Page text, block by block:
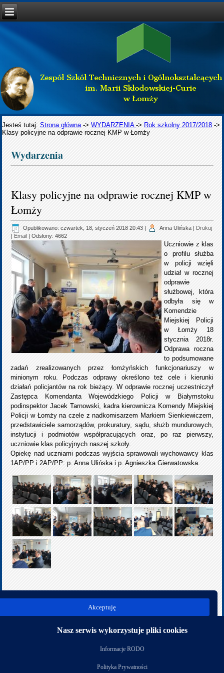
Jesteś tutaj:Strona główna ->WYDARZENIA-> Rok szkolny 2017/2018 ->
Klasy policyjne na odprawie rocznej KMP w Łomży
Wydarzenia
Klasy policyjne na odprawie rocznej KMP w
Łomży
Opublikowano: czwartek, 18, styczeń 2018 20:43 | Anna Ulińska |Drukuj
|Email | Odsłony: 4662
Uczniowie z klas
o profilu służba
w policji wzięli
udział w rocznej
odprawie
służbowej, która
odbyła się w
Komendzie
Miejskiej Policji
w Łomży 18
stycznia 2018r.
Odprawa roczna
to podsumowane
zadań zrealizowanych przez łomżyńskich funkcjonariuszy w
minionym roku. Podczas odprawy określono też cele i kierunki
działań policjantów na rok bieżący. W odprawie rocznej uczestniczył
Zastępca Komendanta Wojewódzkiego Policji w Białymstoku
podinspektor Jacek Tarnowski, kadra kierownicza Komendy Miejskiej
Policji w Łomży na czele z nadkomisarzem Markiem Sienkiewiczem,
przedstawiciele samorządów, prokuratury, sądu, służb mundurowych,
instytucji i podmiotów współpracujących oraz, po raz pierwszy,
uczniowie klas policyjnych naszej szkoły.
Opiekę nad uczniami podczas wyjścia sprawowali wychowawcy klas
1AP/PP i 2AP/PP: p. Anna Ulińska i p. Agnieszka Gierwatowska.
poprz.
Kategoria:Rok szkolny 2017/2018
Akceptuję
Nasz serwis wykorzystuje pliki cookies
Informacje RODO
Polityka Prywatności